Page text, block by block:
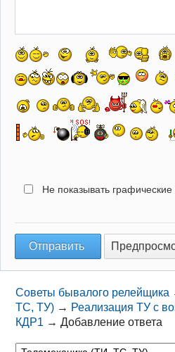
Не показывать
Советы бывалого релейщика
ТС, ТУ) → Реализация ТУ с
КДР1 →Добавление ответа